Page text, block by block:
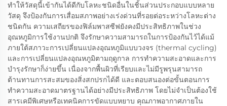
ทำให้วัสดุนี้เข้ากันได้ดีกับโลหะชนิดอื่นในชิ้นส่วนประกอบแบบหลาย
วัสดุ จึงป้องกันการเสื่อมสภาพอย่างเร่งด่วนที่รอยต่อระหว่างโลหะต่าง
ชนิดกัน ความเสถียรของฟิล์มพาสซีฟยังคงมีประสิทธิภาพในช่วง
อุณหภูมิการใช้งานปกติ จึงรักษาความสามารถในการป้องกันไว้ได้แม้
ภายใต้สภาวะการเปลี่ยนแปลงอุณหภูมิแบบวงจร (thermal cycling)
และการเปลี่ยนแปลงอุณหภูมิตามฤดูกาล การทำความสะอาดและการ
บำรุงรักษาก็ง่ายขึ้น เนื่องจากพื้นผิวที่เรียบและไม่มีรูพรุนสามารถ
ต้านทานการสะสมของสิ่งสกปรกได้ดี และตอบสนองต่อขั้นตอนการ
ทำความสะอาดมาตรฐานได้อย่างมีประสิทธิภาพ โดยไม่จำเป็นต้องใช้
สารเคมีพิเศษหรือเทคนิคการขัดแบบหยาบ คุณภาพอากาศภายใน